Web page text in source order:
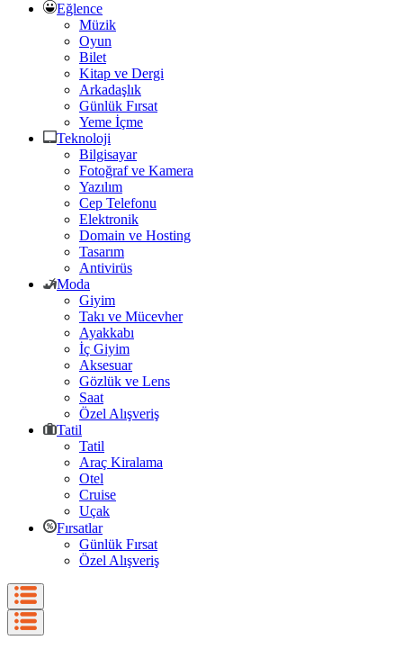
Eğlence
Müzik
Oyun
Bilet
Kitap ve Dergi
Arkadaşlık
Günlük Fırsat
Yeme İçme
Teknoloji
Bilgisayar
Fotoğraf ve Kamera
Yazılım
Cep Telefonu
Elektronik
Domain ve Hosting
Tasarım
Antivirüs
Moda
Giyim
Takı ve Mücevher
Ayakkabı
İç Giyim
Aksesuar
Gözlük ve Lens
Saat
Özel Alışveriş
Tatil
Tatil
Araç Kiralama
Otel
Cruise
Uçak
Fırsatlar
Günlük Fırsat
Özel Alışveriş